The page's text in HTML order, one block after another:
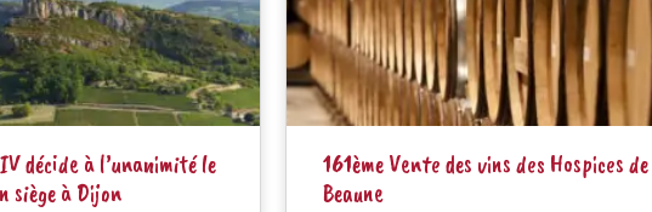
décide à l’unanimité le
siège à Dijon
161ème Vente des vins des Hospices de
Beaune